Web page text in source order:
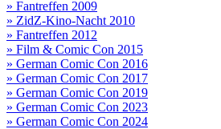
» Fantreffen 2009
» ZidZ-Kino-Nacht 2010
» Fantreffen 2012
» Film & Comic Con 2015
» German Comic Con 2016
» German Comic Con 2017
» German Comic Con 2019
» German Comic Con 2023
» German Comic Con 2024